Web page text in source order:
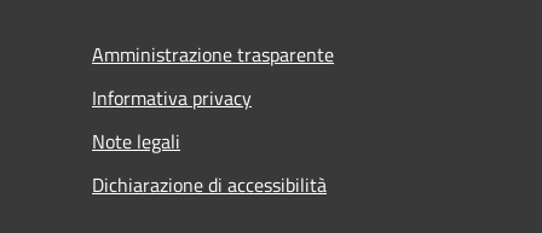
Amministrazione trasparente
Informativa privacy
Note legali
Dichiarazione di accessibilità